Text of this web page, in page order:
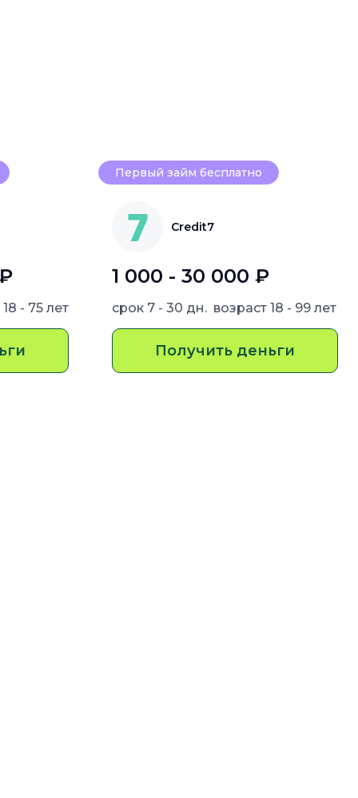
18 - 75 лет
Первый займ бесплатно
Credit7
1 000 - 30 000 ₽
срок 7 - 30 дн. возраст 18 - 99 лет
Получить деньги